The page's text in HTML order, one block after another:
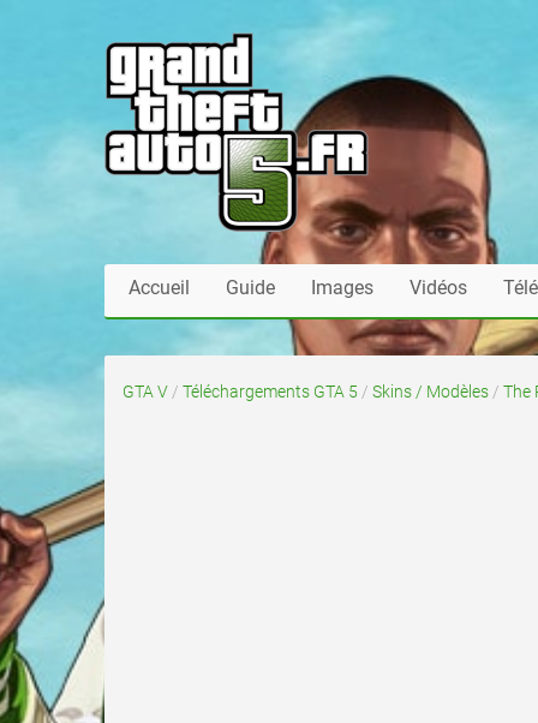
Accueil Guide Images Vidéos
GTA V / Téléchargements GTA 5 / Skins / Modèles / The